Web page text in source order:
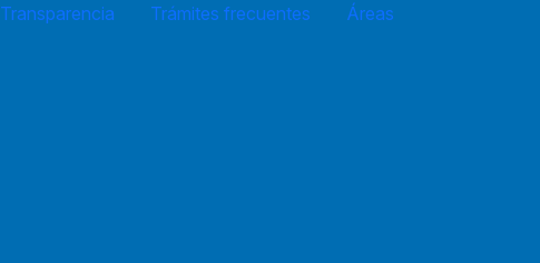
Transparencia Trámites frecuentes Áreas